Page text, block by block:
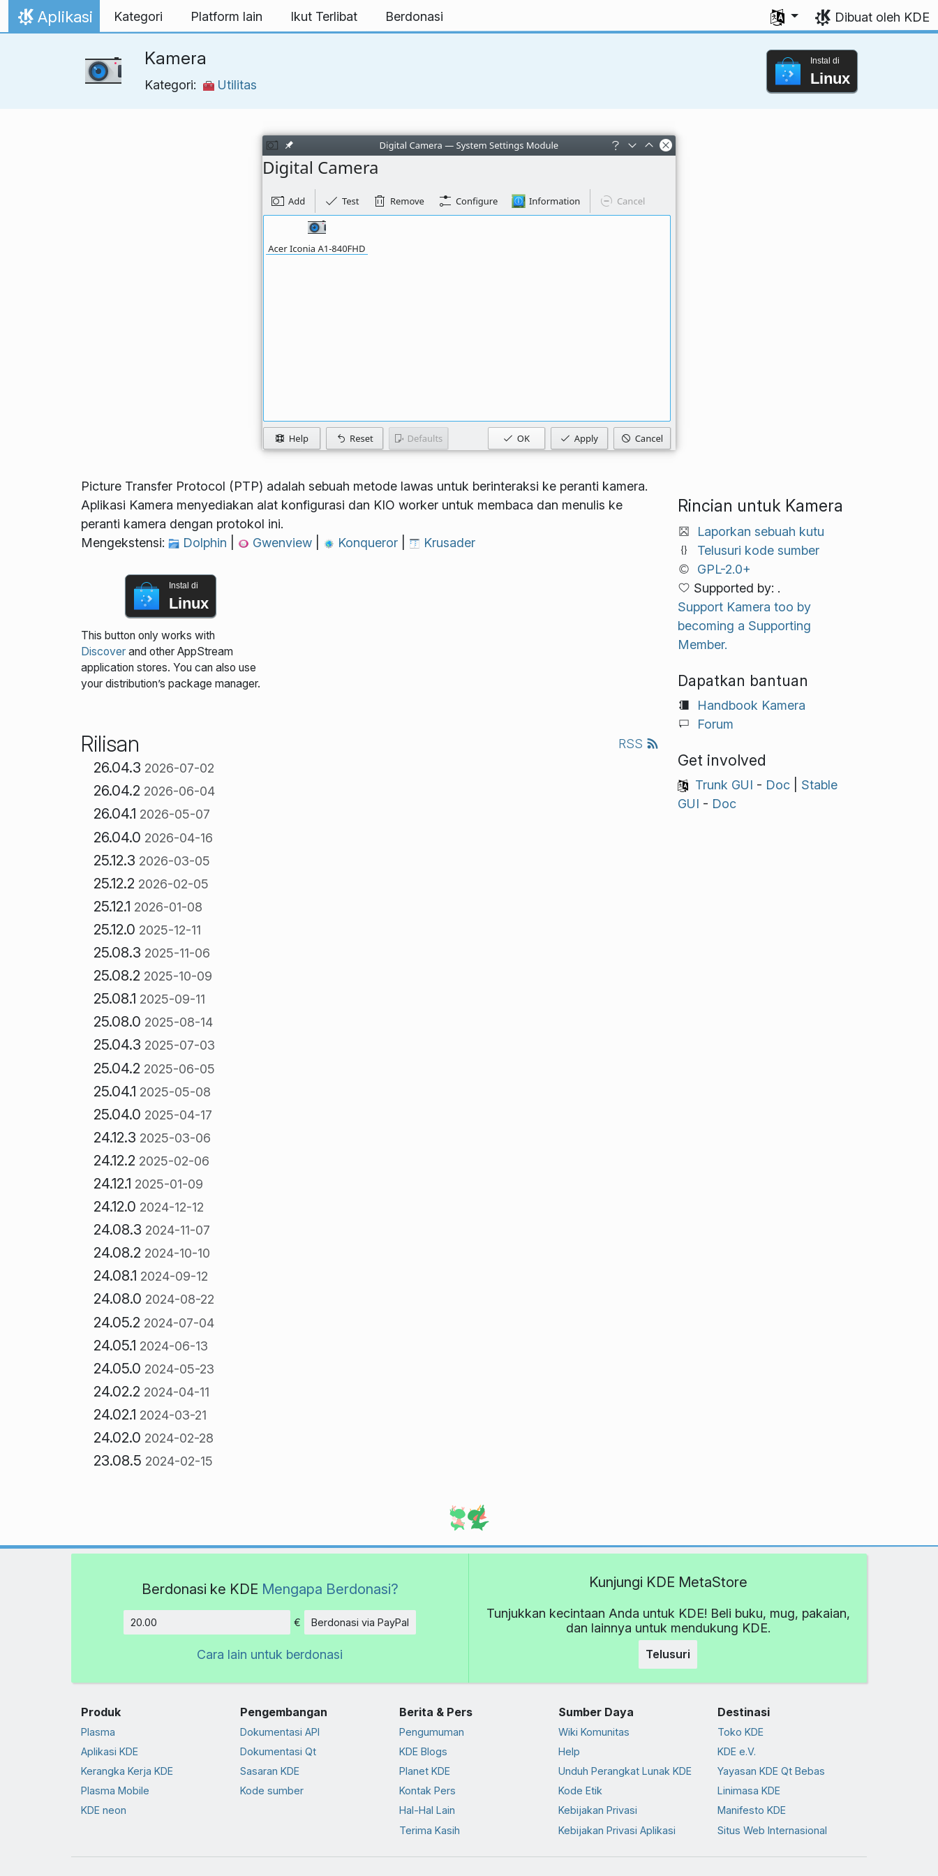
Lewati ke konten
Beranda
Aplikasi Kategori Platform lain Ikut Terlibat Berdonasi
Pilih bahasa Anda
Dibuat oleh KDE
Kamera
Kategori: Utilitas
Instal di
Linux
Picture Transfer Protocol (PTP) adalah sebuah metode lawas untuk berinteraksi ke peranti kamera.
Aplikasi Kamera menyediakan alat konfigurasi dan KIO worker untuk membaca dan menulis ke
peranti kamera dengan protokol ini.
Mengekstensi:
Dolphin Gwenview Konqueror Krusader
Instal di
Linux
This button only works with
Discoverand other AppStream
application stores. You can also use
your distribution’s package manager.
Rilisan RSS
26.04.3 2026-07-02
26.04.2 2026-06-04
26.04.1 2026-05-07
26.04.0 2026-04-16
25.12.3 2026-03-05
25.12.2 2026-02-05
25.12.1 2026-01-08
25.12.0 2025-12-11
25.08.3 2025-11-06
25.08.2 2025-10-09
25.08.1 2025-09-11
25.08.0 2025-08-14
25.04.3 2025-07-03
25.04.2 2025-06-05
25.04.1 2025-05-08
25.04.0 2025-04-17
24.12.3 2025-03-06
24.12.2 2025-02-06
24.12.1 2025-01-09
24.12.0 2024-12-12
24.08.3 2024-11-07
24.08.2 2024-10-10
24.08.1 2024-09-12
24.08.0 2024-08-22
24.05.2 2024-07-04
24.05.1 2024-06-13
24.05.0 2024-05-23
24.02.2 2024-04-11
24.02.1 2024-03-21
24.02.0 2024-02-28
23.08.5 2024-02-15
Rincian untuk Kamera
Laporkan sebuah kutu
Telusuri kode sumber
GPL-2.0+
Supported by: .
Support Kamera too by
becoming a Supporting
Member.
Dapatkan bantuan
Handbook Kamera
Forum
Get involved
Trunk GUI - Doc| Stable
GUI - Doc
Berdonasi ke KDE Mengapa Berdonasi?
Jumlah
€ Berdonasi via PayPal
Cara lain untuk berdonasi
Kunjungi KDE MetaStore
Tunjukkan kecintaan Anda untuk KDE! Beli buku, mug, pakaian,
dan lainnya untuk mendukung KDE.
Telusuri
Produk
Plasma
Aplikasi KDE
Kerangka Kerja KDE
Plasma Mobile
KDE neon
Pengembangan
Dokumentasi API
Dokumentasi Qt
Sasaran KDE
Kode sumber
Berita & Pers
Pengumuman
KDE Blogs
Planet KDE
Kontak Pers
Hal-Hal Lain
Terima Kasih
Sumber Daya
Wiki Komunitas
Help
Unduh Perangkat Lunak KDE
Kode Etik
Kebijakan Privasi
Kebijakan Privasi Aplikasi
Destinasi
Toko KDE
KDE e.V.
Yayasan KDE Qt Bebas
Linimasa KDE
Manifesto KDE
Situs Web Internasional